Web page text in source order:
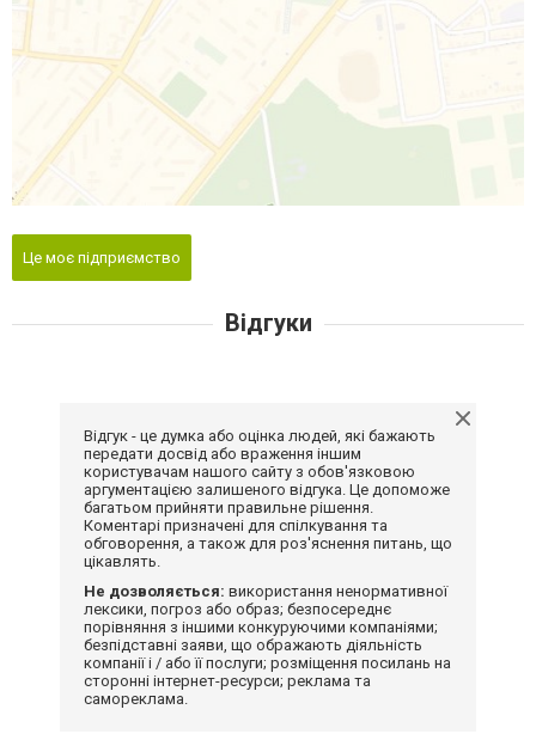
Це моє підприємство
Відгуки
Відгук - це думка або оцінка людей, які бажають
передати досвід або враження іншим
користувачам нашого сайту з обов'язковою
аргументацією залишеного відгука. Це допоможе
багатьом прийняти правильне рішення.
Коментарі призначені для спілкування та
обговорення, а також для роз'яснення питань, що
цікавлять.
Не дозволяється: використання ненормативної
лексики, погроз або образ; безпосереднє
порівняння з іншими конкуруючими компаніями;
безпідставні заяви, що ображають діяльність
компанії і / або її послуги; розміщення посилань на
сторонні інтернет-ресурси; реклама та
самореклама.